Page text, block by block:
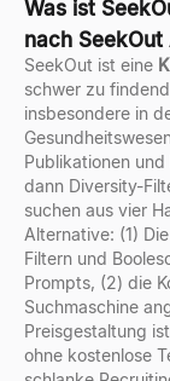
Was ist
nach
SeekOut ist eine
schwer zu
insbesondere in
Publikationen
dann Diversity-
suchen aus vier
Alternative: (1)
Filtern und
Prompts, (2) die
Suchmaschine
Preisgestaltung
ohne kostenlose